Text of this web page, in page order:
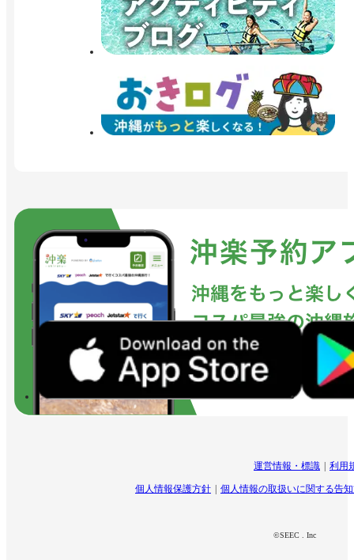
運営情報・標識 利用
個人情報保護方針 個人情報の取扱いに関する告
©SEEC . Inc